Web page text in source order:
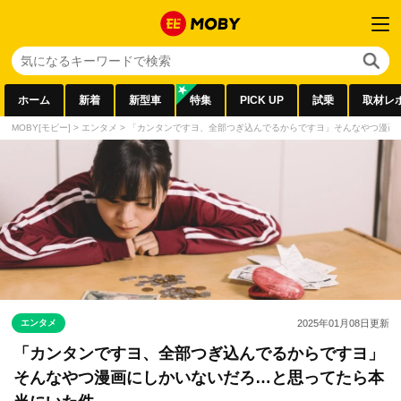
ホーム 新着 新型車 特集 PICK UP 試乗 取材レ
MOBY[モビー] > エンタメ > 「カンタンですヨ、全部つぎ込んでるからですヨ」そんなやつ漫
エンタメ 2025年01月08日更新
「カンタンですヨ、全部つぎ込んでるからですヨ」
そんなやつ漫画にしかいないだろ…と思ってたら本